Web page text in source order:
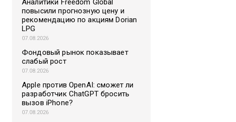
Аналитики Freedom Global
повысили прогнозную цену и
рекомендацию по акциям Dorian
LPG
07.08.2026
Фондовый рынок показывает
слабый рост
07.08.2026
Apple против OpenAI: сможет ли
разработчик ChatGPT бросить
вызов iPhone?
07.08.2026